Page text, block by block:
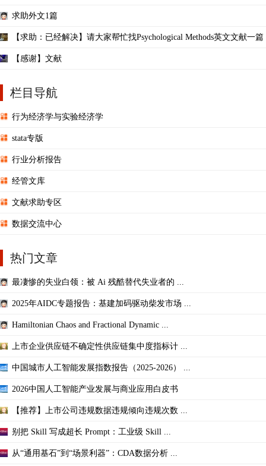
求助外文1篇
【求助：已经解决】请大家帮忙找Psychological Methods英文文献一篇
【感谢】文献
栏目导航
行为经济学与实验经济学
stata专版
行业分析报告
经管文库
文献求助专区
数据交流中心
热门文章
最凄惨的失业白领：被 Ai 残酷替代失业者的 ...
2025年AIDC专题报告：基建加码驱动柴发市场 ...
Hamiltonian Chaos and Fractional Dynamic ...
上市企业供应链不确定性供应链集中度指标计 ...
中国城市人工智能发展指数报告（2025-2026） ...
2026中国人工智能产业发展与商业应用白皮书
【推荐】上市公司违规数据违规倾向违规次数 ...
别把 Skill 写成超长 Prompt：工业级 Skill ...
从“通用基石”到“场景利器”：CDA数据分析 ...